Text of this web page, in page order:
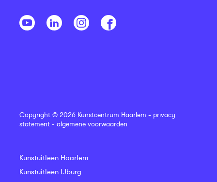
Copyright © 2026 Kunstcentrum Haarlem - privacy
statement - algemene voorwaarden
Kunstuitleen Haarlem
Kunstuitleen IJburg